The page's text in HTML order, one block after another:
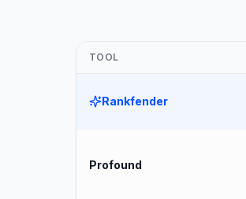
TOOL
Rankfender
Profound